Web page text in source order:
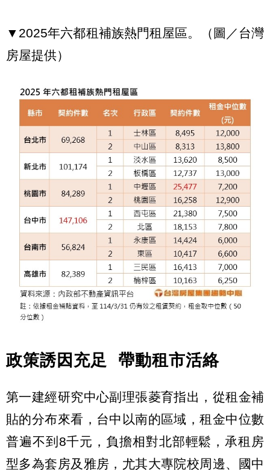
▼2025年六都租補族熱門租屋區。（圖／台灣
房屋提供）
政策誘因充足 帶動租市活絡
第一建經研究中心副理張菱育指出，從租金補
貼的分布來看，台中以南的區域，租金中位數
普遍不到8千元，負擔相對北部輕鬆，承租房
型多為套房及雅房，尤其大專院校周邊、國中